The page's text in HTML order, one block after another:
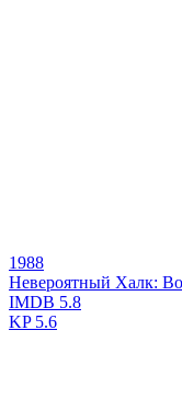
1988
Невероятный Халк:
IMDB 5.8
KP5.6